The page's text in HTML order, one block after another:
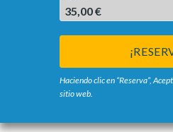
35,00 €
Haciendo clic en “Reserva”,
sitio web.